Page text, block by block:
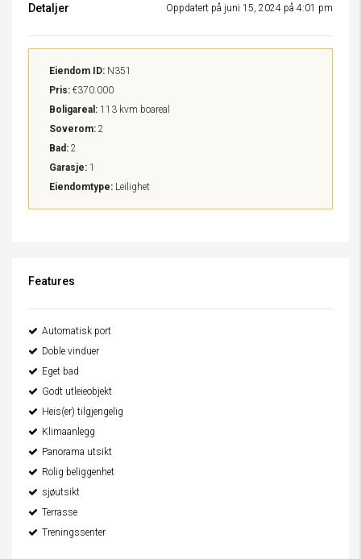
Detaljer Oppdatert på juni 15, 2024 på 4:01 pm
Eiendom ID: N351
Pris: €370.000
Boligareal: 113 kvm boareal
Soverom: 2
Bad: 2
Garasje: 1
Eiendomtype: Leilighet
Features
Automatisk port
Doble vinduer
Eget bad
Godt utleieobjekt
Heis(er) tilgjengelig
Klimaanlegg
Panorama utsikt
Rolig beliggenhet
sjøutsikt
Terrasse
Treningssenter